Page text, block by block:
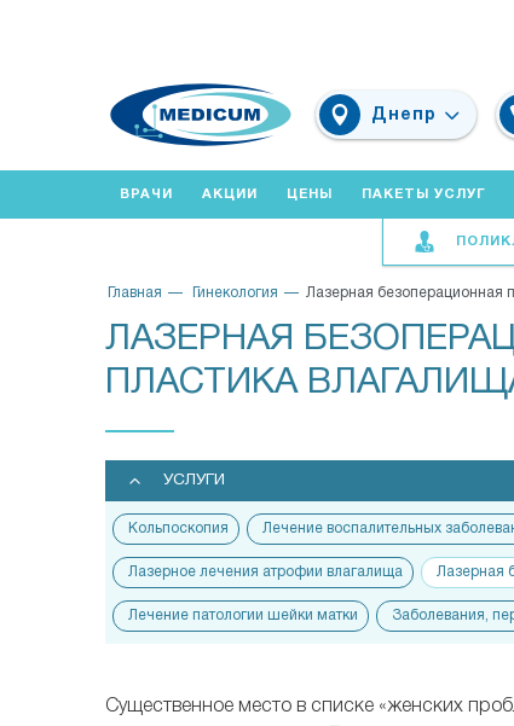
Днепр
ВРАЧИ АКЦИИ ЦЕНЫ ПАКЕТЫ УСЛУГ
Главная Гинекология Лазерная безоперационная
ЛАЗЕРНАЯ
ПЛАСТИКА
УСЛУГИ
Кольпоскопия Лечение воспалительных
Лазерное лечения атрофии влагалища Лазерная
Лечение патологии шейки матки Заболевания,
Существенное место в списке «женских